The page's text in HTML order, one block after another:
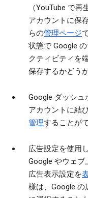
（YouTube で
アカウントに保
らの管理ページ
状態で Google
クティビティを
保存するかどう
Google ダッシュ
アカウントに結
管理することが
広告設定を使用
Google やウェブ
広告表示設定を
様は、Google の